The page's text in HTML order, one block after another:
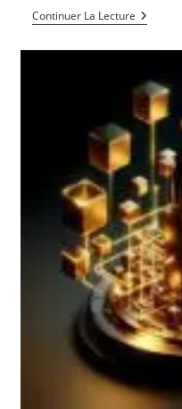
Continuer La LectureLes
Passkeys
Et
Leur